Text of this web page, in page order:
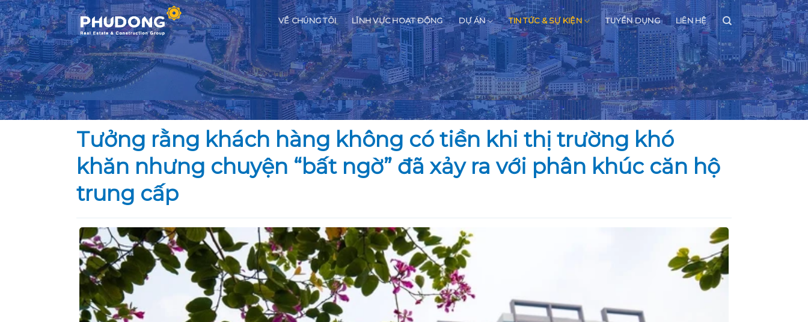
Skip
to
content
VỀ CHÚNG TÔI LĨNH VỰC HOẠT ĐỘNG DỰ ÁN TIN TỨC & SỰ KIỆN TUYỂN DỤNG LIÊN HỆ
Tưởng rằng khách hàng không có tiền khi thị trường khó
khăn nhưng chuyện “bất ngờ” đã xảy ra với phân khúc căn hộ
trung cấp